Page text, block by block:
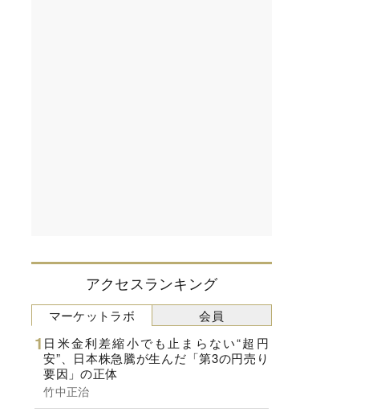
アクセスランキング
マーケットラボ
日米金利差縮小でも止まらない“超円
安”、日本株急騰が生んだ「第3の円売り
要因」の正体
竹中正治
会員